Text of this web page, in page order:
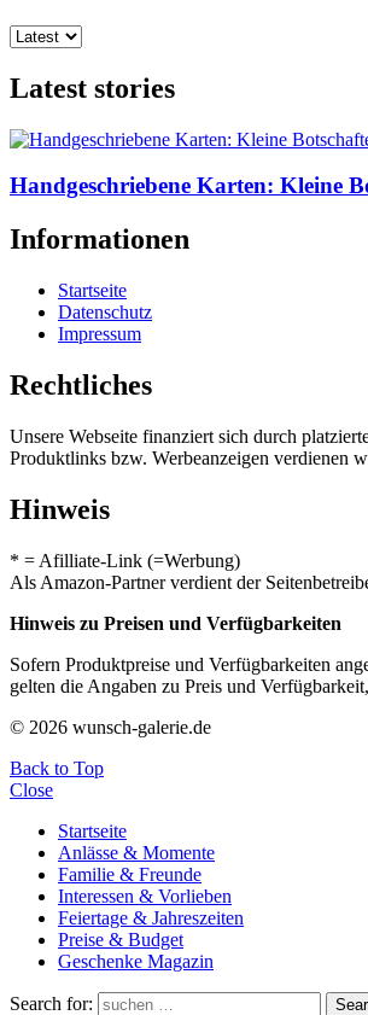
Latest stories
Handgeschriebene Karten: Kleine
Informationen
Startseite
Datenschutz
Impressum
Rechtliches
Unsere Webseite finanziert sich durch
Produktlinks bzw. Werbeanzeigen verdienen
Hinweis
* = Afilliate-Link (=Werbung)
Als Amazon-Partner verdient der
Hinweis zu Preisen und Verfügbarkeiten
Sofern Produktpreise und Verfügbarkeiten
gelten die Angaben zu Preis und
© 2026 wunsch-galerie.de
Back to Top
Close
Startseite
Anlässe & Momente
Familie & Freunde
Interessen & Vorlieben
Feiertage & Jahreszeiten
Preise & Budget
Geschenke Magazin
Search for: